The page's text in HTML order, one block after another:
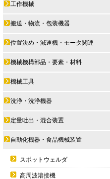
工作機械
搬送・物流・包装機器
位置決め・減速機・モータ関連
機械機構部品・要素・材料
機械工具
洗浄・洗浄機器
定量吐出・混合装置
自動化機器・食品機械装置
スポットウェルダ
高周波溶接機